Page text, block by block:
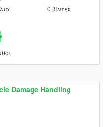
0 βίντεο
Damage Handling